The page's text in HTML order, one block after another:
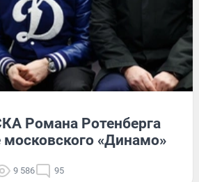
Романа Ротенберга
«Динамо»
9 586 95